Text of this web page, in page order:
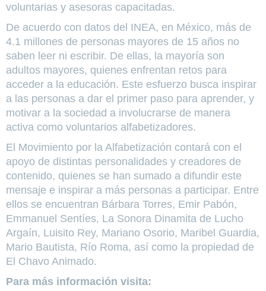
voluntarias y asesoras capacitadas.
De acuerdo con datos del INEA, en México, más de
4.1 millones de personas mayores de 15 años no
saben leer ni escribir. De ellas, la mayoría son
adultos mayores, quienes enfrentan retos para
acceder a la educación. Este esfuerzo busca inspirar
a las personas a dar el primer paso para aprender, y
motivar a la sociedad a involucrarse de manera
activa como voluntarios alfabetizadores.
El Movimiento por la Alfabetización contará con el
apoyo de distintas personalidades y creadores de
contenido, quienes se han sumado a difundir este
mensaje e inspirar a más personas a participar. Entre
ellos se encuentran Bárbara Torres, Emir Pabón,
Emmanuel Sentíes, La Sonora Dinamita de Lucho
Argaín, Luisito Rey, Mariano Osorio, Maribel Guardia,
Mario Bautista, Río Roma, así como la propiedad de
El Chavo Animado.
Para más información visita: